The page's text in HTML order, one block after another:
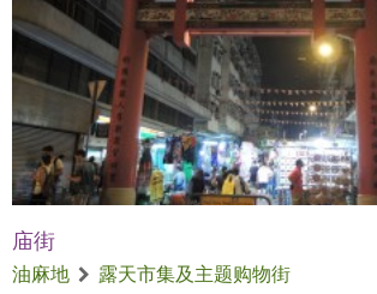
庙街
油麻地
露天市集及主题购物街